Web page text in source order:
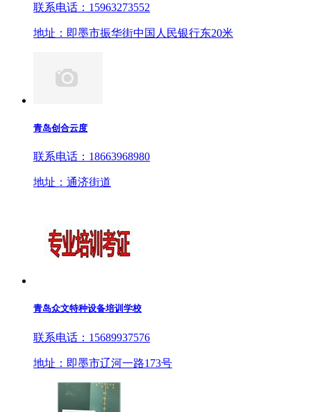
联系电话：15963273552
地址：即墨市振华街中国人民银行东20米
青岛创合云度
联系电话：18663968980
地址：通济街道
青岛众文特种设备培训学校
联系电话：15689937576
地址：即墨市辽河一路173号